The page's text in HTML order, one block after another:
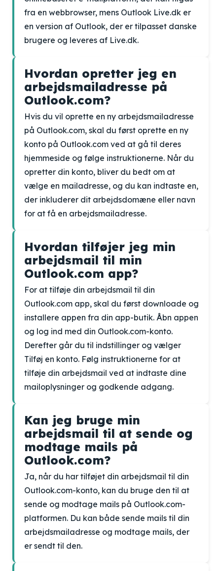
fra en webbrowser, mens Outlook Live.dk er
en version af Outlook, der er tilpasset danske
brugere og leveres af Live.dk.
Hvordan opretter jeg en
arbejdsmailadresse på
Outlook.com?
Hvis du vil oprette en ny arbejdsmailadresse
på Outlook.com, skal du først oprette en ny
konto på Outlook.com ved at gå til deres
hjemmeside og følge instruktionerne. Når du
opretter din konto, bliver du bedt om at
vælge en mailadresse, og du kan indtaste en,
der inkluderer dit arbejdsdomæne eller navn
for at få en arbejdsmailadresse.
Hvordan tilføjer jeg min
arbejdsmail til min
Outlook.com app?
For at tilføje din arbejdsmail til din
Outlook.com app, skal du først downloade og
installere appen fra din app-butik. Åbn appen
og log ind med din Outlook.com-konto.
Derefter går du til indstillinger og vælger
Tilføj en konto. Følg instruktionerne for at
tilføje din arbejdsmail ved at indtaste dine
mailoplysninger og godkende adgang.
Kan jeg bruge min
arbejdsmail til at sende og
modtage mails på
Outlook.com?
Ja, når du har tilføjet din arbejdsmail til din
Outlook.com-konto, kan du bruge den til at
sende og modtage mails på Outlook.com-
platformen. Du kan både sende mails til din
arbejdsmailadresse og modtage mails, der
er sendt til den.